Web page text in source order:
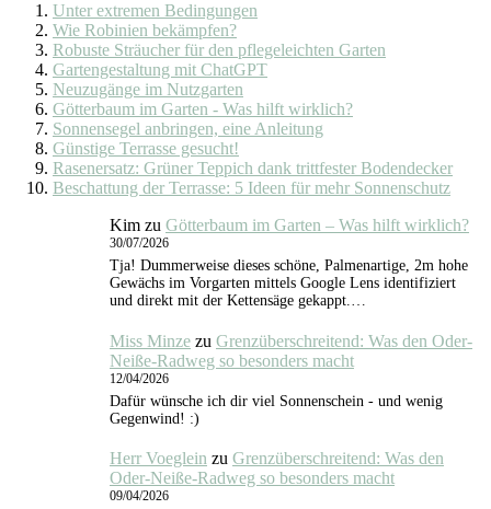
Unter extremen Bedingungen
Wie Robinien bekämpfen?
Robuste Sträucher für den pflegeleichten Garten
Gartengestaltung mit ChatGPT
Neuzugänge im Nutzgarten
Götterbaum im Garten - Was hilft wirklich?
Sonnensegel anbringen, eine Anleitung
Günstige Terrasse gesucht!
Rasenersatz: Grüner Teppich dank trittfester Bodendecker
Beschattung der Terrasse: 5 Ideen für mehr Sonnenschutz
Kim zu Götterbaum im Garten – Was hilft wirklich?
30/07/2026
Tja! Dummerweise dieses schöne, Palmenartige, 2m hohe
Gewächs im Vorgarten mittels Google Lens identifiziert
und direkt mit der Kettensäge gekappt.…
Miss Minze zu Grenzüberschreitend: Was den Oder-
Neiße-Radweg so besonders macht
12/04/2026
Dafür wünsche ich dir viel Sonnenschein - und wenig
Gegenwind! :)
Herr Voeglein zu Grenzüberschreitend: Was den
Oder-Neiße-Radweg so besonders macht
09/04/2026